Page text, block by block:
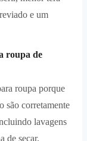
e um
roupa de
roupa porque
são corretamente
lavagens
de secar.